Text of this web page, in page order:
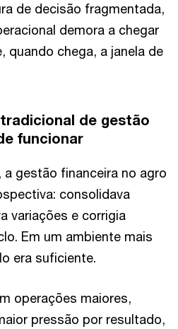
de decisão fragmentada,
demora a chegar
quando chega, a janela de
de gestão
funcionar
gestão financeira no agro
consolidava
variações e corrigia
Em um ambiente mais
era suficiente.
operações maiores,
pressão por resultado,